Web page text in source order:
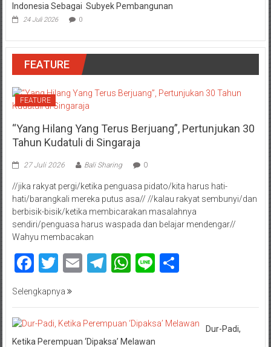
Indonesia Sebagai Subyek Pembangunan
24 Juli 2026 0
FEATURE
FEATURE
“Yang Hilang Yang Terus Berjuang”, Pertunjukan 30
Tahun Kudatuli di Singaraja
27 Juli 2026 Bali Sharing 0
//jika rakyat pergi/ketika penguasa pidato/kita harus hati-
hati/barangkali mereka putus asa// //kalau rakyat sembunyi/dan
berbisik-bisik/ketika membicarakan masalahnya
sendiri/penguasa harus waspada dan belajar mendengar//
Wahyu membacakan
Facebook
Twitter
EmailTelegram
WhatsApp
LineShare
Selengkapnya
Dur-Padi,
Ketika Perempuan ‘Dipaksa’ Melawan